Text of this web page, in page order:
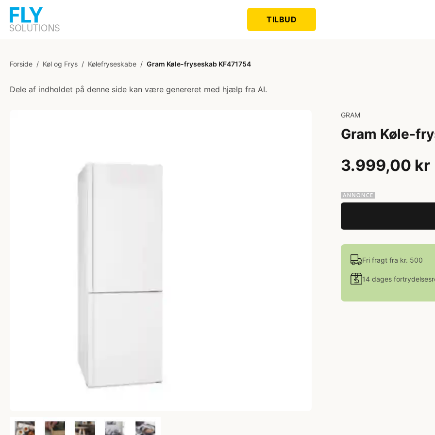
TILBUD
Forside / Køl og Frys / Kølefryseskabe / Gram Køle-fryseskab KF471754
Dele af indholdet på denne side kan være genereret med hjælp fra AI.
GRAM
Gram Køle-
3.999,00 kr
Fri fragt fra kr. 500
14 dages